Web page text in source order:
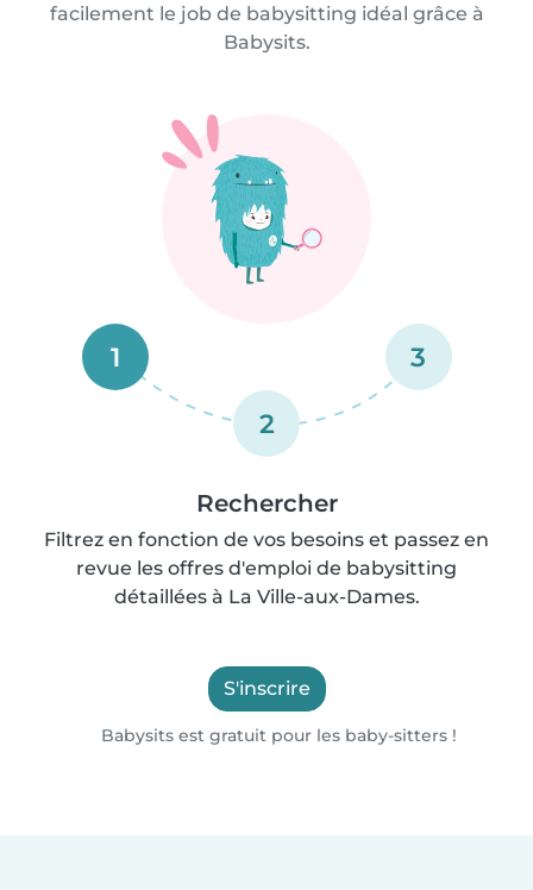
facilement le job de babysitting idéal grâce à
Babysits.
1
2
3
Rechercher
Filtrez en fonction de vos besoins et passez en
revue les offres d'emploi de babysitting
détaillées à La Ville-aux-Dames.
S'inscrire
Babysits est gratuit pour les baby-sitters !